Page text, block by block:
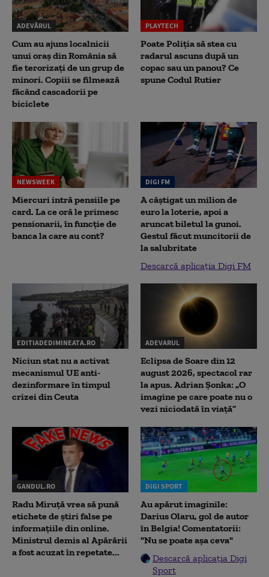
ADEVĂRUL
Cum au ajuns localnicii
unui oraș din România să
fie terorizați de un grup de
minori. Copiii se filmează
făcând cascadorii pe
biciclete
PLAYTECH
Poate Poliția să stea cu
radarul ascuns după un
copac sau un panou? Ce
spune Codul Rutier
NEWSWEEK
Miercuri intră pensiile pe
card. La ce oră le primesc
pensionarii, în funcție de
banca la care au cont?
DIGI FM
A câștigat un milion de
euro la loterie, apoi a
aruncat biletul la gunoi.
Gestul făcut muncitorii de
la salubritate
Descarcă aplicația Digi FM
EDITIADEDIMINEATA.RO
Niciun stat nu a activat
mecanismul UE anti-
dezinformare în timpul
crizei din Ceuta
ADEVARUL
Eclipsa de Soare din 12
august 2026, spectacol rar
la apus. Adrian Șonka: „O
imagine pe care poate nu o
vezi niciodată în viață”
GANDUL.RO
Radu Miruţă vrea să pună
etichete de știri false pe
informațiile din online.
Ministrul demis al Apărării
a fost acuzat în repetate...
DIGI SPORT
Au apărut imaginile:
Darius Olaru, gol de autor
în Belgia! Comentatorii:
"Nu se poate așa ceva"
Descarcă aplicația Digi
Sport